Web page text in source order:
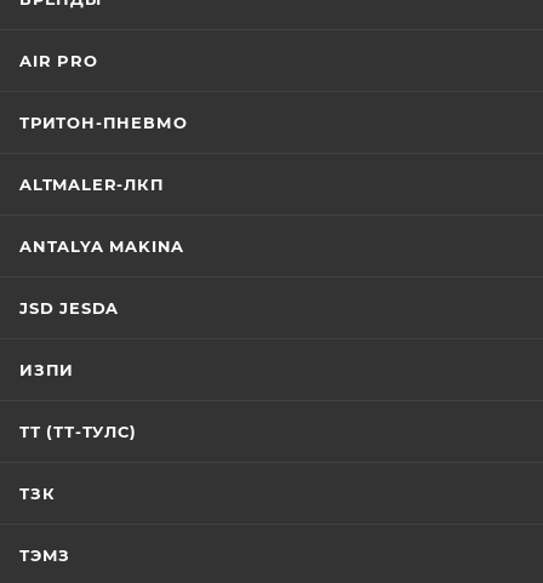
да
да
да
да
AIR PRO
ТРИТОН-ПНЕВМО
ALTMALER-ЛКП
ANTALYA MAKINA
JSD JESDA
ИЗПИ
ТТ (ТТ-ТУЛС)
ТЗК
ТЭМЗ